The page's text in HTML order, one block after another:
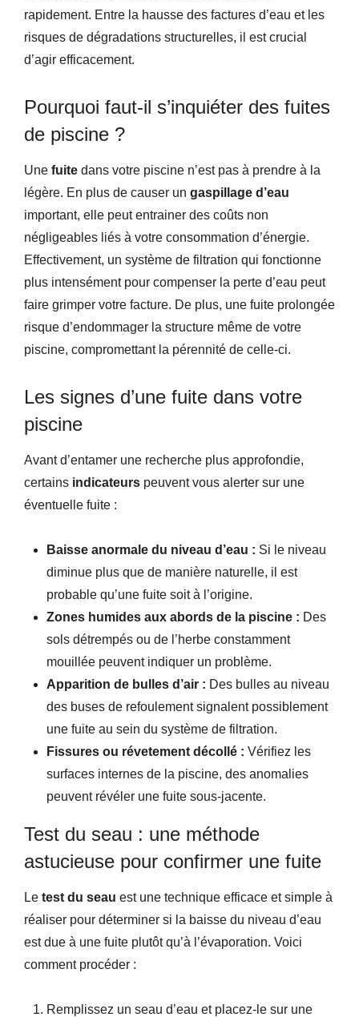
rapidement. Entre la hausse des factures d’eau et les
risques de dégradations structurelles, il est crucial
d’agir efficacement.
Pourquoi faut-il s’inquiéter des fuites
de piscine ?
Une fuite dans votre piscine n’est pas à prendre à la
légère. En plus de causer un gaspillage d’eau
important, elle peut entrainer des coûts non
négligeables liés à votre consommation d’énergie.
Effectivement, un système de filtration qui fonctionne
plus intensément pour compenser la perte d’eau peut
faire grimper votre facture. De plus, une fuite prolongée
risque d’endommager la structure même de votre
piscine, compromettant la pérennité de celle-ci.
Les signes d’une fuite dans votre
piscine
Avant d’entamer une recherche plus approfondie,
certains indicateurs peuvent vous alerter sur une
éventuelle fuite :
Baisse anormale du niveau d’eau : Si le niveau
diminue plus que de manière naturelle, il est
probable qu’une fuite soit à l’origine.
Zones humides aux abords de la piscine : Des
sols détrempés ou de l’herbe constamment
mouillée peuvent indiquer un problème.
Apparition de bulles d’air : Des bulles au niveau
des buses de refoulement signalent possiblement
une fuite au sein du système de filtration.
Fissures ou révetement décollé : Vérifiez les
surfaces internes de la piscine, des anomalies
peuvent révéler une fuite sous-jacente.
Test du seau : une méthode
astucieuse pour confirmer une fuite
Le test du seau est une technique efficace et simple à
réaliser pour déterminer si la baisse du niveau d’eau
est due à une fuite plutôt qu’à l’évaporation. Voici
comment procéder :
Remplissez un seau d’eau et placez-le sur une